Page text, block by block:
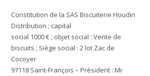
Constitution de la SAS Biscuiterie Houdin
Distribution ; capital
social 1000 € ; objet social : Vente de
biscuits ; Siège social : 2 lot Zac de
Cocoyer
97118 Saint-François – Président : Mr